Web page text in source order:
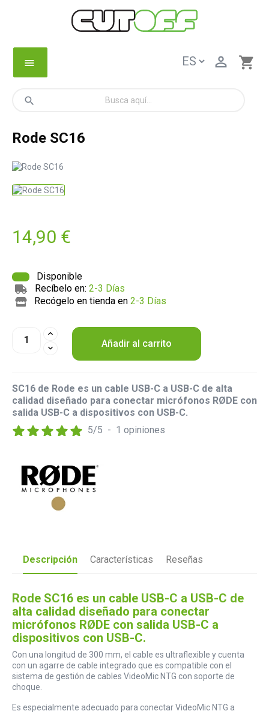
menu shopping_cart

search
Rode SC16
14,90 €
Disponible
Recíbelo en:2-3 Días
Recógelo en tienda en2-3 Días
Añadir al carrito
SC16 de Rode es un cable USB-C a USB-C de alta
calidad diseñado para conectar micrófonos RØDE con
salida USB-C a dispositivos con USB-C.
5/5 - 1 opiniones
Descripción Características Reseñas
Rode SC16 es un cable USB-C a USB-C de
alta calidad diseñado para conectar
micrófonos RØDE con salida USB-C a
dispositivos con USB-C.
Con una longitud de 300 mm, el cable es ultraflexible y cuenta
con un agarre de cable integrado que es compatible con el
sistema de gestión de cables VideoMic NTG con soporte de
choque.
Es especialmente adecuado para conectar VideoMic NTG a